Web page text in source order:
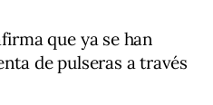
que ya se han
de pulseras a través